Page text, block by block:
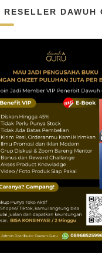
RESELLER DAWUH